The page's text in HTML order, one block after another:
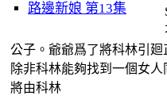
路邊新娘 第13集
公子。爺爺爲了將科林引廻
除非科林能夠找到一個女
將由科林